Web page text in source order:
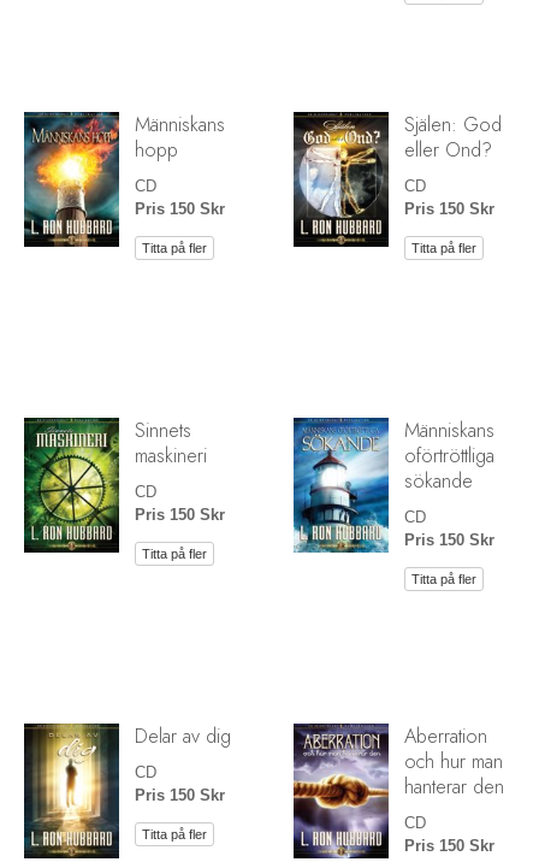
Människans
hopp
CD
Pris 150 Skr
Titta på fler
Själen: God
eller Ond?
CD
Pris 150 Skr
Titta på fler
Sinnets
maskineri
CD
Pris 150 Skr
Titta på fler
Människans
oförtröttliga
sökande
CD
Pris 150 Skr
Titta på fler
Delar av dig
CD
Pris 150 Skr
Titta på fler
Aberration
och hur man
hanterar den
CD
Pris 150 Skr